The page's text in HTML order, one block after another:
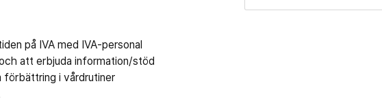
på IVA med IVA-personal
att erbjuda information/stöd
förbättring i vårdrutiner